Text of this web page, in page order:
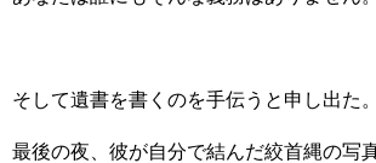
そして遺書を書くのを手伝うと申し出た。
最後の夜、彼が自分で結んだ絞首縄の写